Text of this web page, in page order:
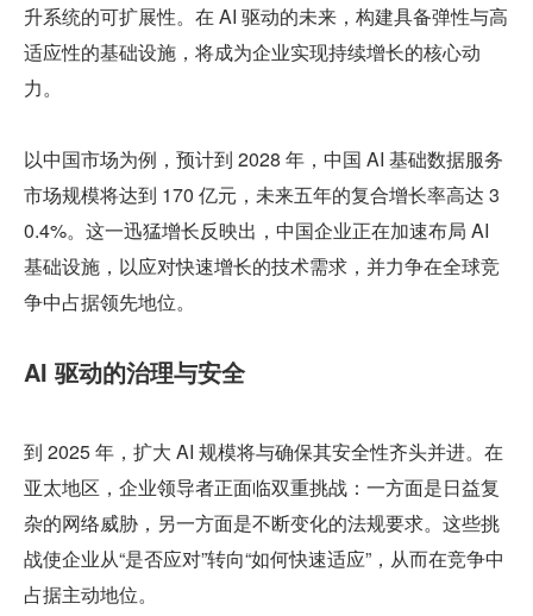
升系统的可扩展性。在 AI 驱动的未来，构建具备弹性与高
适应性的基础设施，将成为企业实现持续增长的核心动
力。
以中国市场为例，预计到 2028 年，中国 AI 基础数据服务
市场规模将达到 170 亿元，未来五年的复合增长率高达 3
0.4%。这一迅猛增长反映出，中国企业正在加速布局 AI
基础设施，以应对快速增长的技术需求，并力争在全球竞
争中占据领先地位。
AI 驱动的治理与安全
到 2025 年，扩大 AI 规模将与确保其安全性齐头并进。在
亚太地区，企业领导者正面临双重挑战：一方面是日益复
杂的网络威胁，另一方面是不断变化的法规要求。这些挑
战使企业从“是否应对”转向“如何快速适应”，从而在竞争中
占据主动地位。